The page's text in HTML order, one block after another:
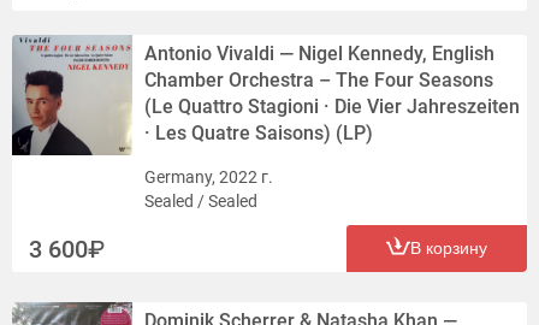
D5 - The Untouchables (End Title)
D6 - The Strength Of The Righteous (Main Title)
D7 - Cinema Paradiso (Theme)
D8 - Love Theme
Antonio Vivaldi — Nigel Kennedy, English
Chamber Orchestra – The Four Seasons
(Le Quattro Stagioni · Die Vier Jahreszeiten
· Les Quatre Saisons) (LP)
Germany, 2022 г.
Sealed / Sealed
3 600 В корзину